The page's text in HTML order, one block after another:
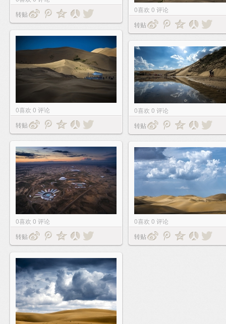
转贴
0喜欢 0 评论
转贴
0喜欢 0 评论
转贴
0喜欢 0 评论
转贴
0喜欢 0 评论
转贴
0喜欢 0 评论
转贴